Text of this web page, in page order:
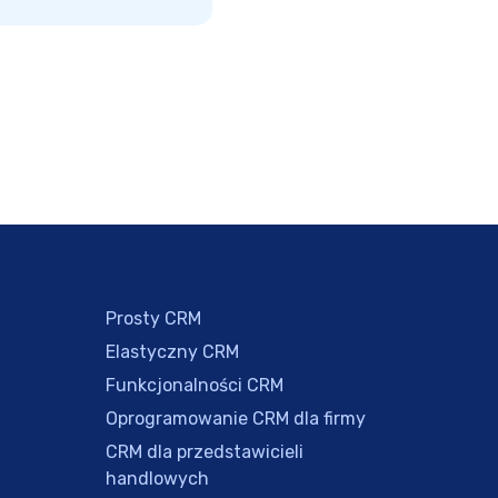
Prosty CRM
Elastyczny CRM
Funkcjonalności CRM
Oprogramowanie CRM dla firmy
CRM dla przedstawicieli
handlowych